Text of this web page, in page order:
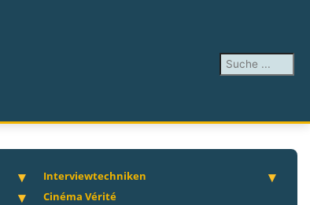
Suchen ...
Interviewtechniken
Cinéma Vérité